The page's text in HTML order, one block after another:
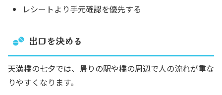
レシートより手元確認を優先する
出口を決める
天満橋の七夕では、帰りの駅や橋の周辺で人の流れが重な
りやすくなります。